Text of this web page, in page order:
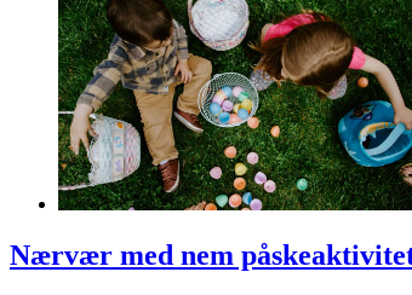
Nærvær med nem